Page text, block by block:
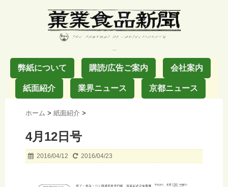
弊紙について 購読/広告ご案内 会社案内
紙面紹介 業界ニュース 京都ニュース
ホーム > 紙面紹介 >
4月12日号
2016/04/12 2016/04/23